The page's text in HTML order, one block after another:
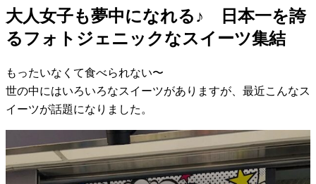
大人女子も夢中になれる♪ 日本一を誇
るフォトジェニックなスイーツ集結
もったいなくて食べられない〜
世の中にはいろいろなスイーツがありますが、最近こんなス
イーツが話題になりました。